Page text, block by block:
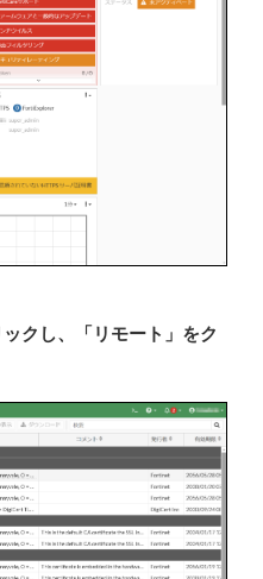
クし、「リモート」をク